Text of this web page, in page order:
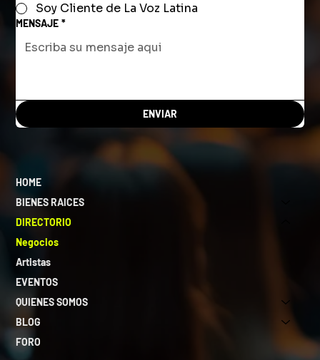
Soy Cliente de La Voz Latina
MENSAJE *
ENVIAR
HOME
BIENES RAICES
DIRECTORIO
Negocios
Artistas
EVENTOS
QUIENES SOMOS
BLOG
FORO